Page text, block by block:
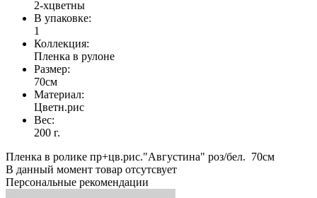
2-хцветны
В упаковке:
1
Коллекция:
Пленка в рулоне
Размер:
70см
Материал:
Цветн.рис
Вес:
200 г.
Пленка в ролике пр+цв.рис."Августина" роз/бел. 70см
В данный момент товар отсутсвует
Персональные рекомендации